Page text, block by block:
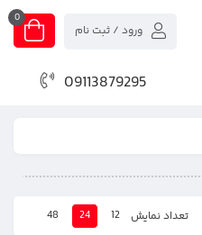
0
ورود / ثبت نام
09113879295
تعداد نمایش 12
24
48